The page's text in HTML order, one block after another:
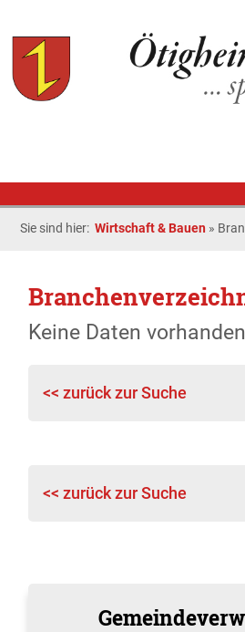
Sie sind hier:Wirtschaft & Bauen »
Keine Daten vorhanden
<< zurück zur Suche
<< zurück zur Suche